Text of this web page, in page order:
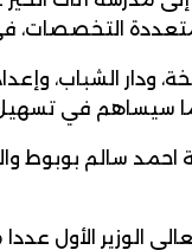
احمد سالم
الوزير الأول